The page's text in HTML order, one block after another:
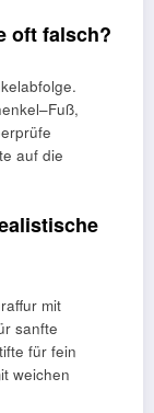
oft falsch?
auf die
mit
sanfte
für fein
weichen